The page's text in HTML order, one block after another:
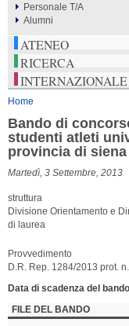
ATENEO
RICERCA
INTERNAZIONALE
Personale T/A
Alumni
Tu sei qui
Home
Bando di
studenti atleti
provincia di siena
Martedì, 3 Settembre, 2013
struttura
Divisione Orientamento e
di laurea
Provvedimento
D.R. Rep. 1284/2013 prot.
Data di scadenza del bando
FILE DEL BANDO